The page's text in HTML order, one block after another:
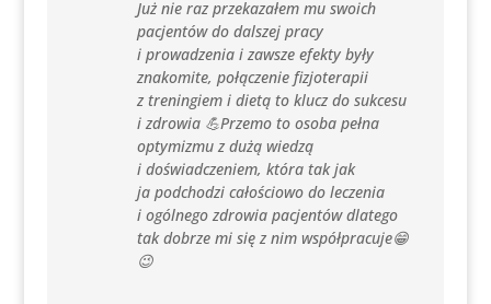
Już nie raz przekazałem mu swoich
pacjentów do dalszej pracy
i prowadzenia i zawsze efekty były
znakomite, połączenie fizjoterapii
z treningiem i dietą to klucz do sukcesu
i zdrowia 💪Przemo to osoba pełna
optymizmu z dużą wiedzą
i doświadczeniem, która tak jak
ja podchodzi całościowo do leczenia
i ogólnego zdrowia pacjentów dlatego
tak dobrze mi się z nim współpracuje😁
😉